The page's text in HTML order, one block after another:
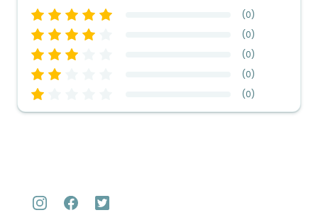
(0)
(0)
(0)
(0)
(0)